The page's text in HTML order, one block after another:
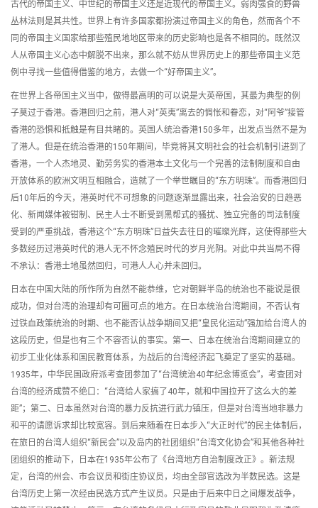
古代的帝国主义、中世纪的帝国主义还是近现代的帝国主义。弱肉强食的野兽
丛林法则是其共性。世界上有许多国家都扮演过帝国主义的角色，然而各个不
同的帝国主义国家给那些殖民地地区带来的历史影响也是各不相同的。既然汉
人从帝国主义心态中解脱不出来，那么就不妨从世界历史上的那些帝国主义范
例中寻找一些值得借鉴的地方，去做一个“好帝国主义”。
在世界上各帝国主义当中，做得最高明的可以说是大英帝国，其最为典型的例
子莫过于香港。香港回归之前，港人对“英夷”离去的惆怅和眷恋，对“阿爷”接管
香港的恐惧和抵触是有目共睹的。英国人统治香港150多年，出发点当然不是为
了港人。但是在统治香港的150年期间，毕竟将其文明社会的社会机制引进到了
香港，一个人杰地灵、勤劳务实的香港本土文化与一个完善的法制制度和自由
开放体系的欧洲文明互相融合，造就了一个举世瞩目的“东方明珠”。而香港回归
后10年后的今天，港英时代不可想象的问题逐渐显露出来，社会治安的日趋恶
化、新闻媒体被钳制、民主人士不断受到黑帮式的骚扰、独立完备的司法制度
受到的严重挑战，香港这个“东方明珠”日益失去往日的璀璨光辉，这使得那些大
多数经历过港英时代的港人无不怀念殖民时代的岁月光阴。对此中共当局不得
不承认：香港土地虽然回归，可港人人心并未回归。
日本在中国大陆的所作所为自然不能恭维，它对朝鲜半岛的统治也不能说是很
成功，但对台湾的治理却有可圈可点的地方。在日本统治台湾期间，不否认有
过铁血政策统治的时期、也不能否认战争期间又把“皇民化运动”强加给台湾人的
这段历史，但是也有三个不容否认的事实。第一、日本在统治台湾期间建立的
初步工业化体系和国民教育体系，为战后的台湾经济起飞奠定了坚实的基础。
1935年，中华民国政府派考查团参加了“台湾统治40年纪念博览会”，考查团对
台湾的经济成赞不绝口：“台湾给人家搞了40年，就和中国拉开了这么大的差
距”；第二、日本虽然对台湾的暴力反抗进行武力镇压，但是对台湾当地非暴力
和平的请愿诉求却比较宽容。到后来随着在日本步入“大正时代”的民主体制后，
在旅日的台湾人组织“新民会”以及岛内的社团组织“台湾文化协会”和其他各种社
团组织的推动下，日本在1935年公布了《台湾地方自治制度改正》。新法规
定，台湾的州会、市会议员和街庄协议员，均由全部官选改为半数民选。这是
台湾历史上第一次经由民选方式产生议员。只是由于后来中日之间爆发战争，